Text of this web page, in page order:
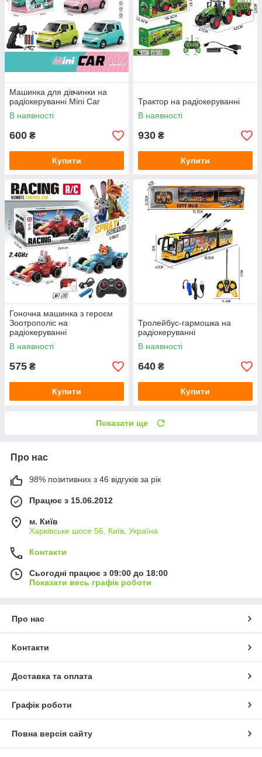
Машинка для дівчинки на
радіокеруванні Mini Car
В наявності
600 ₴
Купити
Трактор на радіокеруванні
В наявності
930 ₴
Купити
Гоночна машинка з героєм
Зоотрополіс на
радіокеруванні
В наявності
575 ₴
Купити
Тролейбус-гармошка на
радіокеруванні
В наявності
640 ₴
Купити
Показати ще
Про нас
98% позитивних з 46 відгуків за рік
Працює з 15.06.2012
м. Київ
Харківське шосе 56, Київ, Україна
Контакти
Сьогодні працює з 09:00 до 18:00
Показати весь графік роботи
Про нас
Контакти
Доставка та оплата
Графік роботи
Повна версія сайту